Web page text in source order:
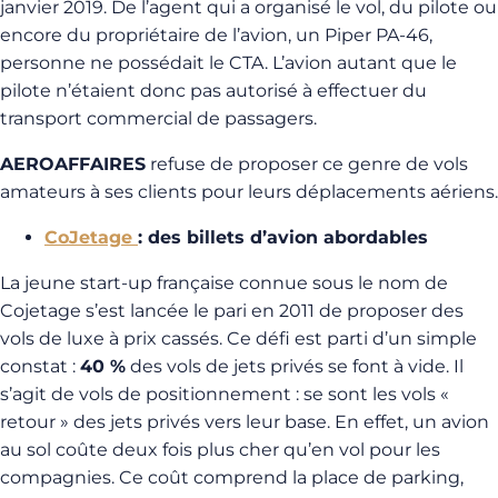
janvier 2019. De l’agent qui a organisé le vol, du pilote ou
encore du propriétaire de l’avion, un Piper PA-46,
personne ne possédait le CTA. L’avion autant que le
pilote n’étaient donc pas autorisé à effectuer du
transport commercial de passagers.
AEROAFFAIRES refuse de proposer ce genre de vols
amateurs à ses clients pour leurs déplacements aériens.
CoJetage : des billets d’avion abordables
La jeune start-up française connue sous le nom de
Cojetage s’est lancée le pari en 2011 de proposer des
vols de luxe à prix cassés. Ce défi est parti d’un simple
constat : 40 % des vols de jets privés se font à vide. Il
s’agit de vols de positionnement : se sont les vols «
retour » des jets privés vers leur base. En effet, un avion
au sol coûte deux fois plus cher qu’en vol pour les
compagnies. Ce coût comprend la place de parking,